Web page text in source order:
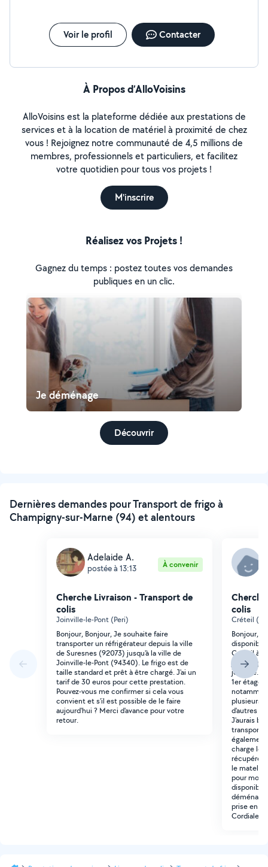
ou restaurant Petits travaux de nettoyage ou rangement
Courses ou aide au déménagement Je suis disponible
immédiatement et je m'adapte facilement aux horaires.
Voir le profil Contacter
À Propos d’AlloVoisins
AlloVoisins est la plateforme dédiée aux prestations de
services et à la location de matériel à proximité de chez
vous ! Rejoignez notre communauté de 4,5 millions de
membres, professionnels et particuliers, et facilitez
votre quotidien pour tous vos projets !
M'inscrire
Réalisez vos Projets !
Gagnez du temps : postez toutes vos demandes
publiques en un clic.
Je déménage
Découvrir
Dernières demandes pour Transport de frigo à
Champigny-sur-Marne (94) et alentours
Adelaide A.
postée à 13:13 À convenir
Cherche Livraison - Transport de
colis
Joinville-le-Pont (Peri)
Bonjour, Bonjour, Je souhaite faire
transporter un réfrigérateur depuis la ville
de Suresnes (92073) jusqu'à la ville de
Joinville-le-Pont (94340). Le frigo est de
taille standard et prêt à être chargé. J'ai un
tarif de 30 euros pour cette prestation.
Pouvez-vous me confirmer si cela vous
convient et s'il est possible de le faire
aujourd'hui ? Merci d'avance pour votre
retour.
colis
Créteil
Bonjour,
disponible
Créteil à
juillet à
journée.
1er étage,
plusieurs
d'autres
J'aurais
transport
charge
récupérer
le
pour moi.
prise en